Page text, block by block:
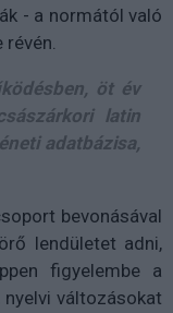
- a normától való
öt év
latin
adatbázisa,
bevonásával
lendületet adni,
figyelembe a
változásokat